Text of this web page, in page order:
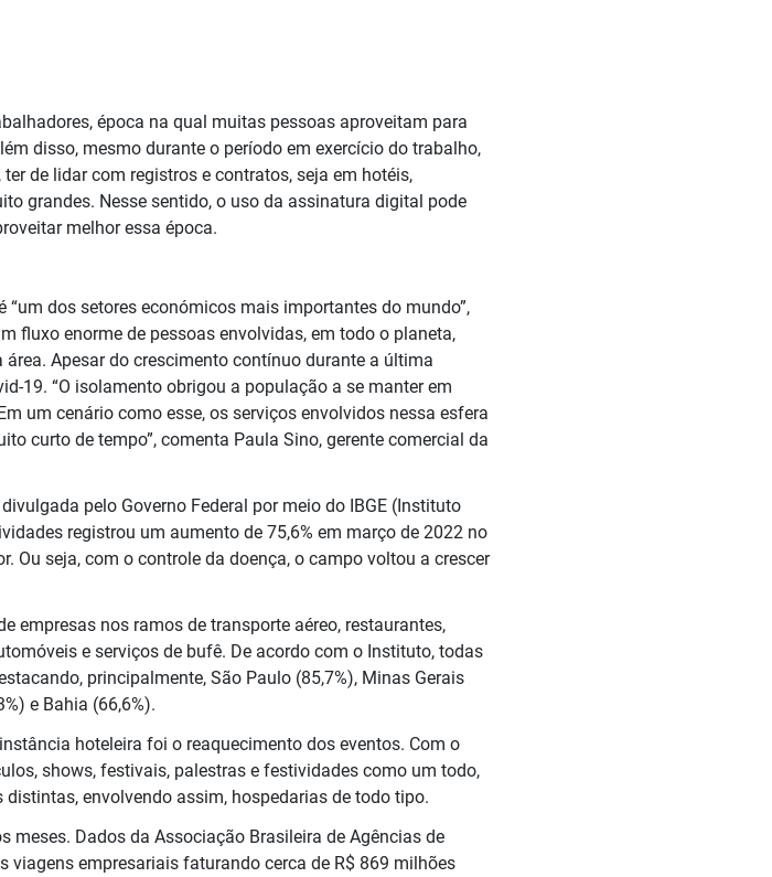
época na qual muitas pessoas aproveitam para
disso, mesmo durante o período em exercício do trabalho,
de lidar com registros e contratos, seja em hotéis,
grandes. Nesse sentido, o uso da assinatura digital pode
melhor essa época.
dos setores económicos mais importantes do mundo”,
fluxo enorme de pessoas envolvidas, em todo o planeta,
Apesar do crescimento contínuo durante a última
19. “O isolamento obrigou a população a se manter em
um cenário como esse, os serviços envolvidos nessa esfera
curto de tempo”, comenta Paula Sino, gerente comercial da
pelo Governo Federal por meio do IBGE (Instituto
registrou um aumento de 75,6% em março de 2022 no
Ou seja, com o controle da doença, o campo voltou a crescer
empresas nos ramos de transporte aéreo, restaurantes,
e serviços de bufê. De acordo com o Instituto, todas
principalmente, São Paulo (85,7%), Minas Gerais
e Bahia (66,6%).
hoteleira foi o reaquecimento dos eventos. Com o
shows, festivais, palestras e festividades como um todo,
envolvendo assim, hospedarias de todo tipo.
Dados da Associação Brasileira de Agências de
viagens empresariais faturando cerca de R$ 869 milhões